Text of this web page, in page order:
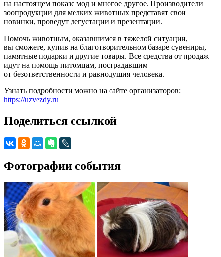
на настоящем показе мод и многое другое. Производители
зоопродукции для мелких животных представят свои
новинки, проведут дегустации и презентации.
Помочь животным, оказавшимся в тяжелой ситуации,
вы сможете, купив на благотворительном базаре сувениры,
памятные подарки и другие товары. Все средства от продаж
идут на помощь питомцам, пострадавшим
от безответственности и равнодушия человека.
Узнать подробности можно на сайте организаторов:
https://uzvezdy.ru
Поделиться ссылкой
Фотографии события